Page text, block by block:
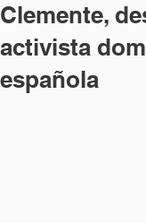
Clemente,
activista
española